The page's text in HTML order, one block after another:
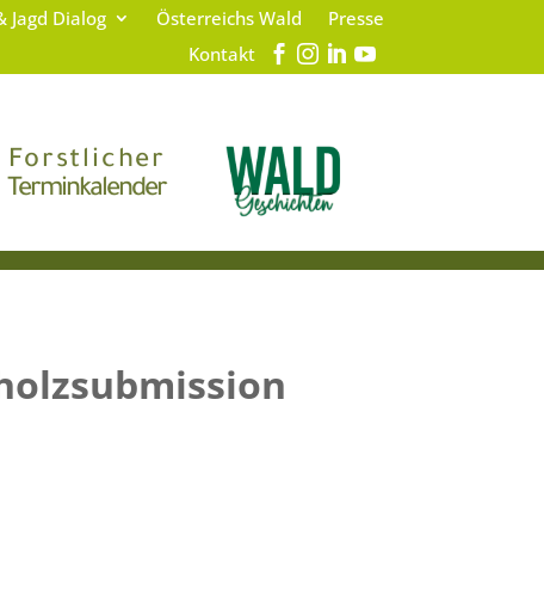
Jagd Dialog Österreichs Wald
Presse
Kontakt
Forstlicher
Terminkalender